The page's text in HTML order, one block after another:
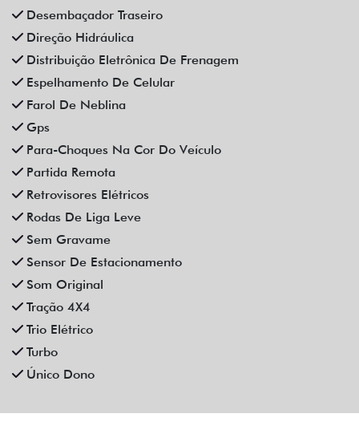
Desembaçador Traseiro
Direção Hidráulica
Distribuição Eletrônica De Frenagem
Espelhamento De Celular
Farol De Neblina
Gps
Para-Choques Na Cor Do Veículo
Partida Remota
Retrovisores Elétricos
Rodas De Liga Leve
Sem Gravame
Sensor De Estacionamento
Som Original
Tração 4X4
Trio Elétrico
Turbo
Único Dono